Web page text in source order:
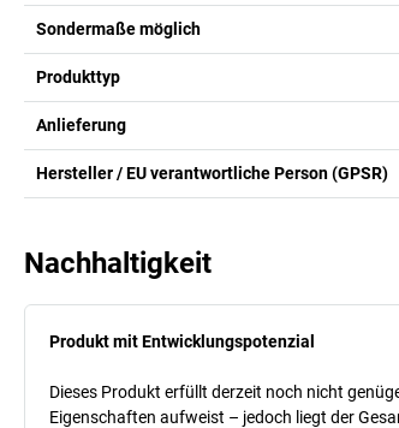
Sondermaße möglich
Produkttyp
Anlieferung
Hersteller / EU verantwortliche Person (GPSR)
Nachhaltigkeit
Produkt mit Entwicklungspotenzial
Dieses Produkt erfüllt derzeit noch nicht
Eigenschaften aufweist – jedoch liegt der